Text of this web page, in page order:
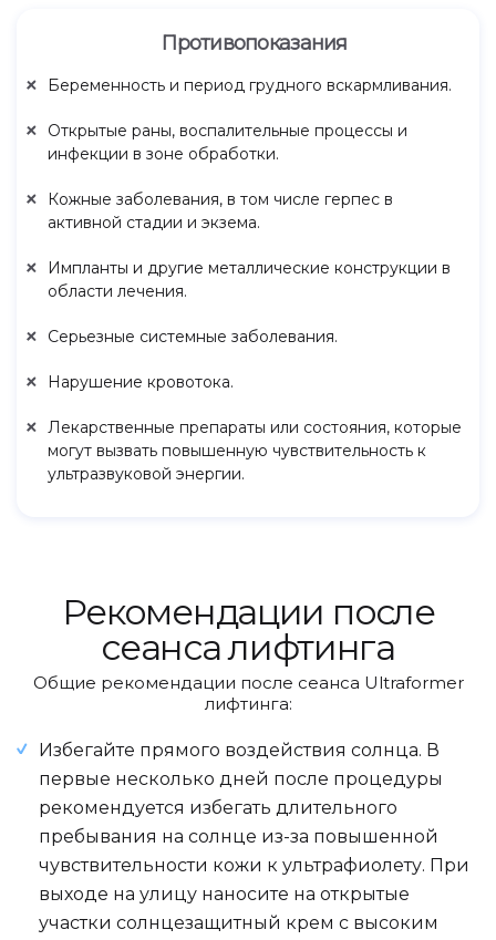
Противопоказания
Беременность и период грудного вскармливания.
Открытые раны, воспалительные процессы и
инфекции в зоне обработки.
Кожные заболевания, в том числе герпес в
активной стадии и экзема.
Импланты и другие металлические конструкции в
области лечения.
Серьезные системные заболевания.
Нарушение кровотока.
Лекарственные препараты или состояния, которые
могут вызвать повышенную чувствительность к
ультразвуковой энергии.
Рекомендации после
сеанса лифтинга
Общие рекомендации после сеанса Ultraformer
лифтинга:
Избегайте прямого воздействия солнца. В
первые несколько дней после процедуры
рекомендуется избегать длительного
пребывания на солнце из-за повышенной
чувствительности кожи к ультрафиолету. При
выходе на улицу наносите на открытые
участки солнцезащитный крем с высоким